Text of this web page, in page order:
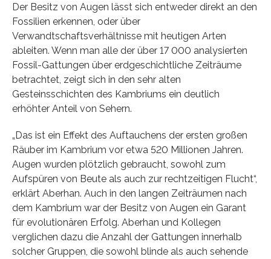
Der Besitz von Augen lässt sich entweder direkt an den
Fossilien erkennen, oder über
Verwandtschaftsverhältnisse mit heutigen Arten
ableiten. Wenn man alle der über 17 000 analysierten
Fossil-Gattungen über erdgeschichtliche Zeiträume
betrachtet, zeigt sich in den sehr alten
Gesteinsschichten des Kambriums ein deutlich
erhöhter Anteil von Sehern.
„Das ist ein Effekt des Auftauchens der ersten großen
Räuber im Kambrium vor etwa 520 Millionen Jahren.
Augen wurden plötzlich gebraucht, sowohl zum
Aufspüren von Beute als auch zur rechtzeitigen Flucht“,
erklärt Aberhan. Auch in den langen Zeiträumen nach
dem Kambrium war der Besitz von Augen ein Garant
für evolutionären Erfolg. Aberhan und Kollegen
verglichen dazu die Anzahl der Gattungen innerhalb
solcher Gruppen, die sowohl blinde als auch sehende